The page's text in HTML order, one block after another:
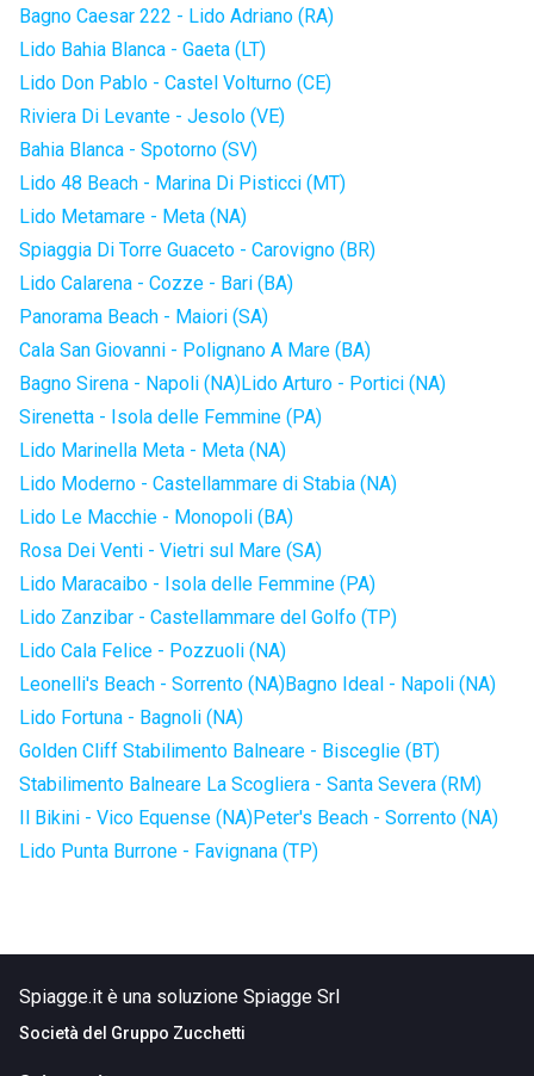
Bagno Caesar 222 - Lido Adriano (RA)
Lido Bahia Blanca - Gaeta (LT)
Lido Don Pablo - Castel Volturno (CE)
Riviera Di Levante - Jesolo (VE)
Bahia Blanca - Spotorno (SV)
Lido 48 Beach - Marina Di Pisticci (MT)
Lido Metamare - Meta (NA)
Spiaggia Di Torre Guaceto - Carovigno (BR)
Lido Calarena - Cozze - Bari (BA)
Panorama Beach - Maiori (SA)
Cala San Giovanni - Polignano A Mare (BA)
Bagno Sirena - Napoli (NA)Lido Arturo - Portici (NA)
Sirenetta - Isola delle Femmine (PA)
Lido Marinella Meta - Meta (NA)
Lido Moderno - Castellammare di Stabia (NA)
Lido Le Macchie - Monopoli (BA)
Rosa Dei Venti - Vietri sul Mare (SA)
Lido Maracaibo - Isola delle Femmine (PA)
Lido Zanzibar - Castellammare del Golfo (TP)
Lido Cala Felice - Pozzuoli (NA)
Leonelli's Beach - Sorrento (NA)Bagno Ideal - Napoli (NA)
Lido Fortuna - Bagnoli (NA)
Golden Cliff Stabilimento Balneare - Bisceglie (BT)
Stabilimento Balneare La Scogliera - Santa Severa (RM)
Il Bikini - Vico Equense (NA)Peter's Beach - Sorrento (NA)
Lido Punta Burrone - Favignana (TP)
Spiagge.it è una soluzione Spiagge Srl
Società del Gruppo Zucchetti